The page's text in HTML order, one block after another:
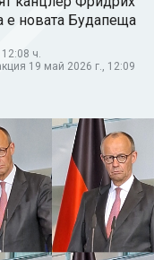
е новата Будапеща
ч.
19 май 2026 г., 12:09